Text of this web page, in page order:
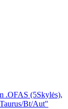
.OFAS (5Skylės),
Bt/Aut"